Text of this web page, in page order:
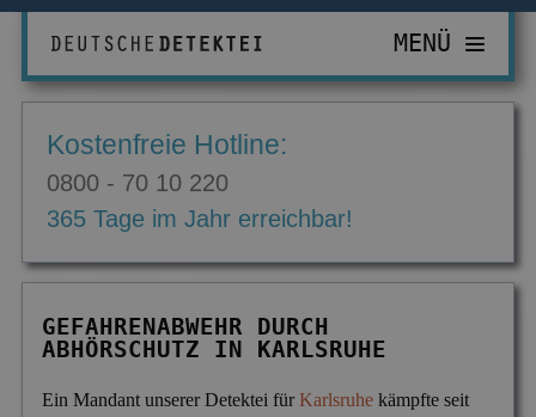
PRIVATDETEKTIV
Erbschaft & Erbanspruch
WIRTSCHAFTSDETEKTIV
ZUR ÜBERSICHT
Computerkriminalität
Diebstahl im Betrieb
EINSATZGEBIETE
Düsseldorf
Köln
INFORMATIONEN
Aktuelles
Ausbildung
MENÜ
Kostenfreie Hotline:
0800 - 70 10 220
365 Tage im Jahr erreichbar!
GEFAHRENABWEHR DURCH
ABHÖRSCHUTZ IN KARLSRUHE
Ein Mandant unserer Detektei fürKarlsruhe kämpfte seit